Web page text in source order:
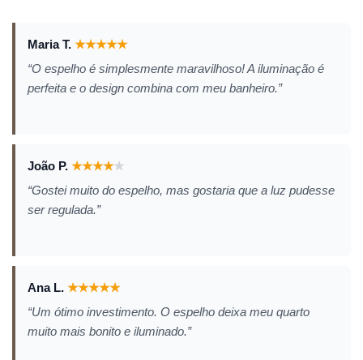
Maria T. ★★★★★
“O espelho é simplesmente maravilhoso! A iluminação é
perfeita e o design combina com meu banheiro.”
João P. ★★★★★
“Gostei muito do espelho, mas gostaria que a luz pudesse
ser regulada.”
Ana L. ★★★★★
“Um ótimo investimento. O espelho deixa meu quarto
muito mais bonito e iluminado.”